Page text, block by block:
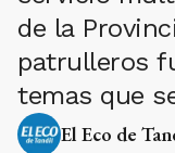
de la
patrulleros
temas que
El Eco de